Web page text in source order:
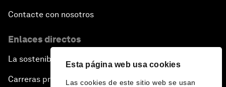
Esta página web usa cookies
Las cookies de este sitio web se usan
Contacte con nosotros
Enlaces directos
La sostenibilidad en el Foro
Carreras profesionales